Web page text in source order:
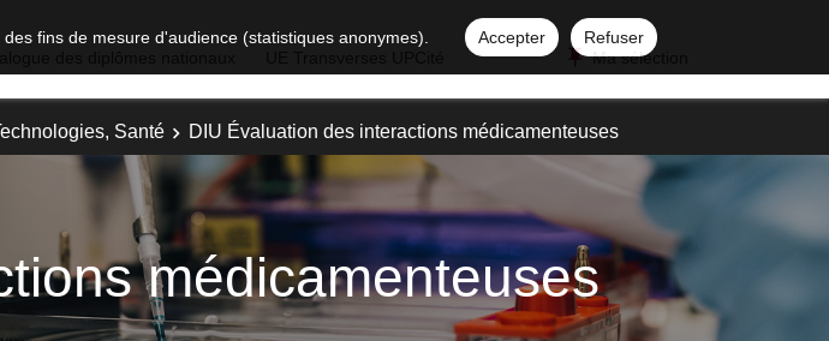
fins de mesure d'audience (statistiques anonymes). Accepter
Refuser
Ma sélection
Santé DIU Évaluation des interactions médicamenteuses
médicamenteuses